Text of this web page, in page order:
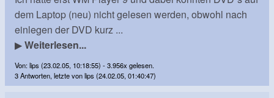
dem Laptop (neu) nicht gelesen werden, obwohl nach
einlegen der DVD kurz ...
▶Weiterlesen...
Von: lips (23.02.05, 10:18:55) - 3.956x gelesen.
3 Antworten, letzte von lips (24.02.05, 01:40:47)